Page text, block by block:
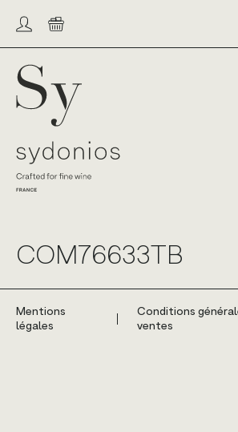
contentCompte/connexion
Panier
COM76633TB
Mentions
légales
Conditions
ventes